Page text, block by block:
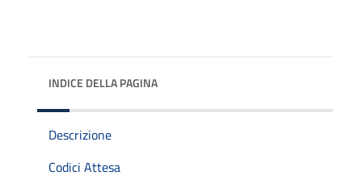
INDICE DELLA PAGINA
Descrizione
Codici Attesa